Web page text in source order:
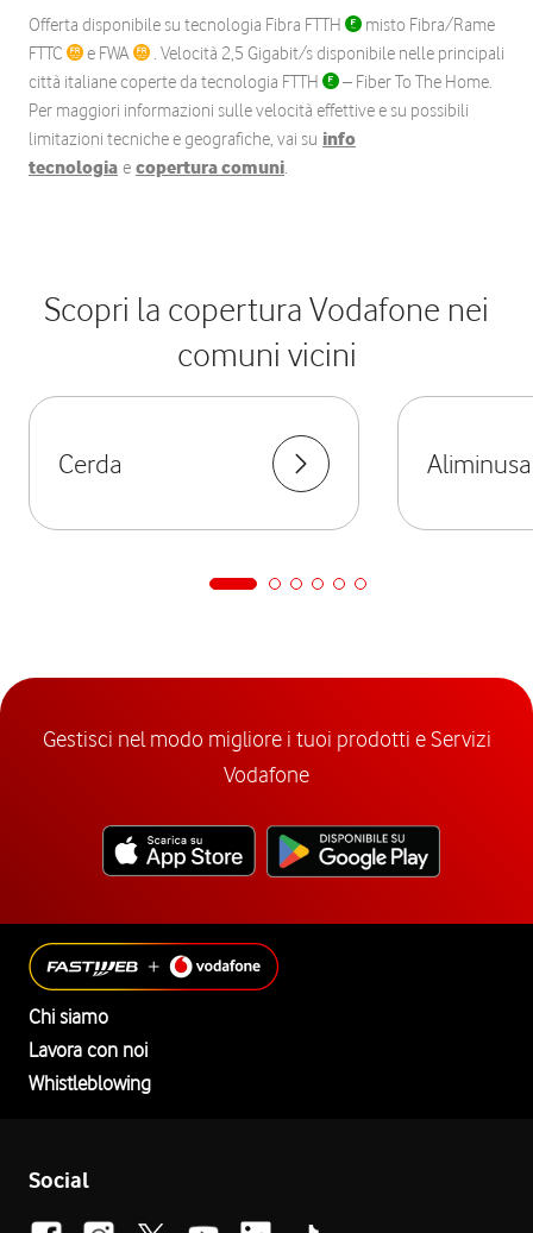
Offerta disponibile su tecnologia Fibra FTTH
misto Fibra/Rame
FTTC
e FWA
. Velocità 2,5 Gigabit/s disponibile nelle principali
città italiane coperte da tecnologia FTTH
– Fiber To The Home.
Per maggiori informazioni sulle velocità effettive e su possibili
limitazioni tecniche e geografiche, vai su info
tecnologia e copertura comuni.
Scopri la copertura Vodafone nei
comuni vicini
Cerda Aliminusa
Gestisci nel modo migliore i tuoi prodotti e Servizi
Vodafone
Chi siamo
Lavora con noi
Whistleblowing
Social